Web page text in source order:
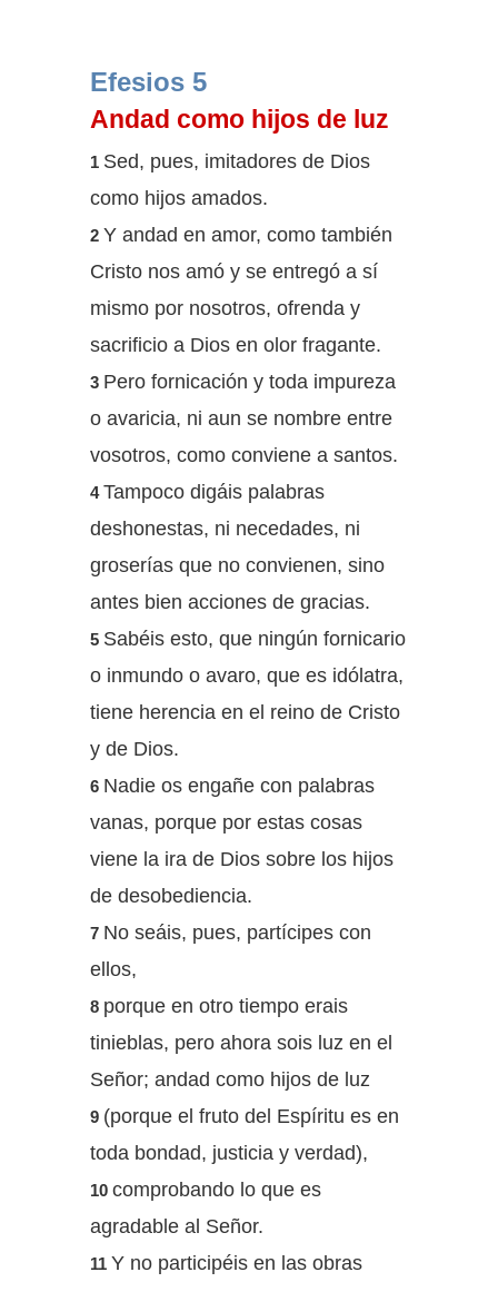
Efesios 5
Andad como hijos de luz
1 Sed, pues, imitadores de Dios
como hijos amados.
2 Y andad en amor, como también
Cristo nos amó y se entregó a sí
mismo por nosotros, ofrenda y
sacrificio a Dios en olor fragante.
3 Pero fornicación y toda impureza
o avaricia, ni aun se nombre entre
vosotros, como conviene a santos.
4Tampoco digáis palabras
deshonestas, ni necedades, ni
groserías que no convienen, sino
antes bien acciones de gracias.
5 Sabéis esto, que ningún fornicario
o inmundo o avaro, que es idólatra,
tiene herencia en el reino de Cristo
y de Dios.
6 Nadie os engañe con palabras
vanas, porque por estas cosas
viene la ira de Dios sobre los hijos
de desobediencia.
7 No seáis, pues, partícipes con
ellos,
8 porque en otro tiempo erais
tinieblas, pero ahora sois luz en el
Señor; andad como hijos de luz
9 (porque el fruto del Espíritu es en
toda bondad, justicia y verdad),
10 comprobando lo que es
agradable al Señor.
11 Y no participéis en las obras